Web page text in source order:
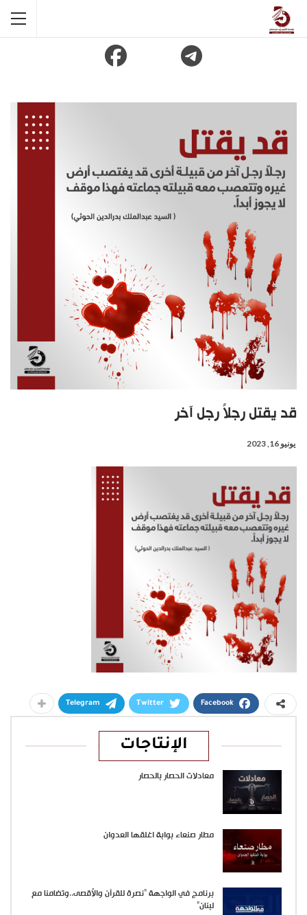
قد يقتل رجلاً رجل آخر
يونيو 16, 2023
Facebook
Twitter
Telegram
الإنتاجات
معادلات الحصار بالحصار
مطار صنعاء بوابة اغلقها العدوان
برنامج في الواجهة “نصرة للقرآن والأقصى..وتضامنا مع
لبنان”